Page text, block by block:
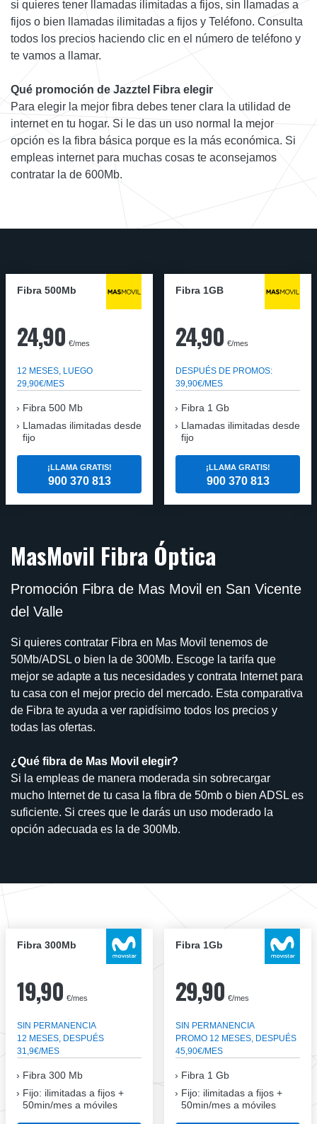
si quieres tener llamadas ilimitadas a fijos, sin llamadas a
fijos o bien llamadas ilimitadas a fijos y Teléfono. Consulta
todos los precios haciendo clic en el número de teléfono y
te vamos a llamar.
Qué promoción de Jazztel Fibra elegir
Para elegir la mejor fibra debes tener clara la utilidad de
internet en tu hogar. Si le das un uso normal la mejor
opción es la fibra básica porque es la más económica. Si
empleas internet para muchas cosas te aconsejamos
contratar la de 600Mb.
Fibra 500Mb
24,90 €/mes
12 MESES, LUEGO
29,90€/MES
Fibra 500 Mb
Llamadas ilimitadas desde
fijo
¡LLAMA GRATIS!
900 370 813
Fibra 1GB
24,90 €/mes
DESPUÉS DE PROMOS:
39,90€/MES
Fibra 1 Gb
Llamadas ilimitadas desde
fijo
¡LLAMA GRATIS!
900 370 813
MasMovil Fibra Óptica
Promoción Fibra de Mas Movil en San Vicente
del Valle
Si quieres contratar Fibra en Mas Movil tenemos de
50Mb/ADSL o bien la de 300Mb. Escoge la tarifa que
mejor se adapte a tus necesidades y contrata Internet para
tu casa con el mejor precio del mercado. Esta comparativa
de Fibra te ayuda a ver rapidísimo todos los precios y
todas las ofertas.
¿Qué fibra de Mas Movil elegir?
Si la empleas de manera moderada sin sobrecargar
mucho Internet de tu casa la fibra de 50mb o bien ADSL es
suficiente. Si crees que le darás un uso moderado la
opción adecuada es la de 300Mb.
Fibra 300Mb
19,90 €/mes
SIN PERMANENCIA
12 MESES, DESPUÉS
31,9€/MES
Fibra 300 Mb
Fijo: ilimitadas a fijos +
50min/mes a móviles
Fibra 1Gb
29,90 €/mes
SIN PERMANENCIA
PROMO 12 MESES, DESPUÉS
45,90€/MES
Fibra 1 Gb
Fijo: ilimitadas a fijos +
50min/mes a móviles